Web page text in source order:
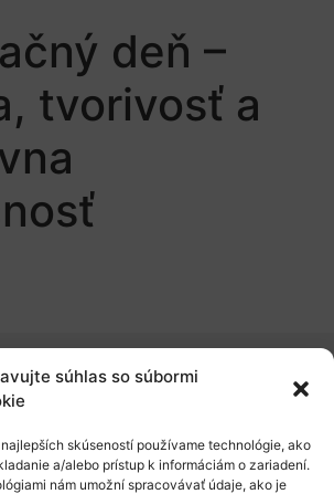
súhlas so súbormi
skúseností používame technológie, ako
a/alebo prístup k informáciám o zariadení.
nám umožní spracovávať údaje, ako je
deň –
tvorivosť a
Naše služby
a podpora